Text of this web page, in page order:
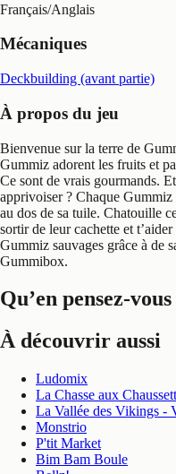
Français/Anglais
Mécaniques
Deckbuilding (avant partie)
À propos du jeu
Bienvenue sur la terre de
Gummiz adorent les fruits et
Ce sont de vrais gourmands.
apprivoiser ? Chaque
au dos de sa tuile. Chatouille
sortir de leur cachette et
Gummiz sauvages grâce à de
Gummibox.
Qu’en pensez-vous
À découvrir aussi
Ludomix
La Chasse aux
La Vallée des Vikings -
Monstrio
P'tit Market
Bim Bam Boule